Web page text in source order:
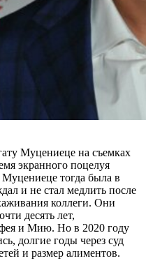
Муцениеце на съемках
экранного поцелуя
тогда была в
и не стал медлить после
коллеги. Они
десять лет,
и Мию. Но в 2020 году
долгие годы через суд
и размер алиментов.